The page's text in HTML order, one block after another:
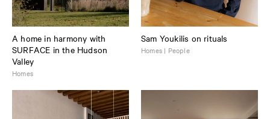
A home in harmony with
SURFACE in the Hudson
Valley
Homes
Sam Youkilis on rituals
Homes | People